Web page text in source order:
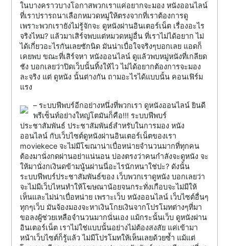
ในบางคราวบางโอกาสพวกเราแค่อยากจะมอง หนังออนไลน์
ที่เราปรารถนาเลือกหมวดหมู่ให้ตรงจากที่เราต้องการดู
เพราะพวกเรายังไม่รู้จักจะ ดูหนังผ่านอินเตอร์เน็ต เรื่องอะไร
จริงไหม? แล้วมาเสิร์จพบแต่หมวดหมู่อื่น ที่เราไม่ได้อยาก ไม่
ได้เกี่ยวอะไรกันเลยซักนิด มันน่าเบื่อใจจริงๆบอกเลย แอดก็
เคยพบ ขณะที่เสิร์จหา หนังออนไลน์ ดูแล้วพบหมู่หนังที่เกลียด
ชัง บอกเลยว่าปิดเว็บนั้นทิ้งให้ไว ไม่ได้อยากต้องการจะมอง
ละจริง แต่ ดูหนัง นั้นต่างกัน ถามอะไรได้แบบนั้น คอนเฟิร์ม
แรง
– ระบบฟีพบร์อีกอย่างหนึ่งที่พวกเรา ดูหนังออนไลน์ ยินดี
พรีเซ็นท์อย่างใหญ่โตมันก็คือ!!! ระบบฟีพบร์
ประชาสัมพันธ์ ประชาสัมพันธ์สำหรับในการมอง หนัง
ออนไลน์ กับเว็บไซต์ดูหนังผ่านอินเตอร์เน็ตของเรา
moviekece จะไม่มีโฆณาน่าเบื่อหน่ายจำนวนมากที่ทุกคน
ต้องมานั่งกดผ่านอย่าแน่นอน บ่องตรงว่าคนกำลังจะดูหนัง จะ
ให้มานั่งกเงินดข้ามนู้นผ่านนี่อะไรนักหนาใช่ปะ? ดังนั้น
ระบบฟีพบร์ประชาสัมพันธ์ของ เว็บพวกเราดูหนัง บอกเลยว่า
จะไม่มีเว็บไหนทำให้โฆษณาน้อยจนกระทั่งเกือบจะไม่มีให้
เห็นและไม่น่าเบื่อหน่าย เพราะเว็บ หนังออนไลน์ เว็บไซต์อื่นๆ
ทุกๆเว็บ มันจ้องมองจะหาเงินโกยเงินจากโปรโมทต่างๆที่มา
ขอลงผู้ช่วยเหลือจำนวนมากนั่นเอง แม้กระนั้นเว็บ ดูหนังผ่าน
อินเตอร์เน็ต เราไม่ใช่แบบนั้นอย่างไม่ต้องสงสัย แค่เข้ามา
หน้าเว็บไซต์ก็รู้แล้ว ไม่มีโปรโมทให้เห็นเลยด้วยซ้ำ แม้แต่